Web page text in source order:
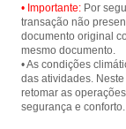
• Importante: Por
transação não
documento original
mesmo documento.
• As condições
das atividades.
retomar as
segurança e conforto.